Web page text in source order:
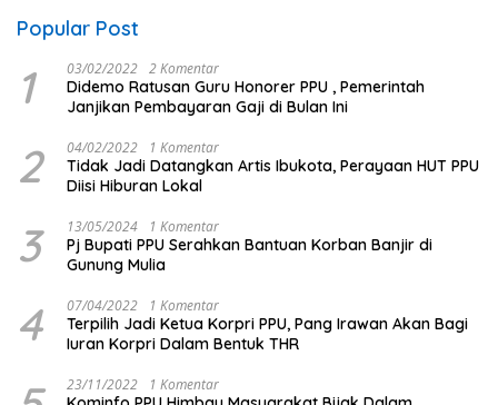
Popular Post
1 03/02/2022 2 Komentar
Didemo Ratusan Guru Honorer PPU , Pemerintah
Janjikan Pembayaran Gaji di Bulan Ini
2 04/02/2022 1 Komentar
Tidak Jadi Datangkan Artis Ibukota, Perayaan HUT PPU
Diisi Hiburan Lokal
3 13/05/2024 1 Komentar
Pj Bupati PPU Serahkan Bantuan Korban Banjir di
Gunung Mulia
4 07/04/2022 1 Komentar
Terpilih Jadi Ketua Korpri PPU, Pang Irawan Akan Bagi
Iuran Korpri Dalam Bentuk THR
23/11/2022 1 Komentar